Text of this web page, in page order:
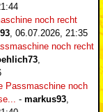
noch recht
, 06.07.2026, 21:35
noch recht
,
Passmaschine noch
- markus93,